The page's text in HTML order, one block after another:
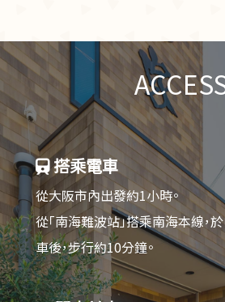
搭乘電車
從大阪市內出發約1小時。
從「南海難波站」搭乘南海本線，
車後，步行約10分鐘。